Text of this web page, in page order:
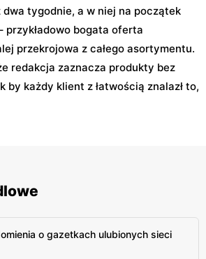
tygodnie, a w niej na początek
bogata oferta
przekrojowa z całego asortymentu.
redakcja zaznacza produkty bez
by każdy klient z łatwością znalazł to,
o gazetkach ulubionych sieci